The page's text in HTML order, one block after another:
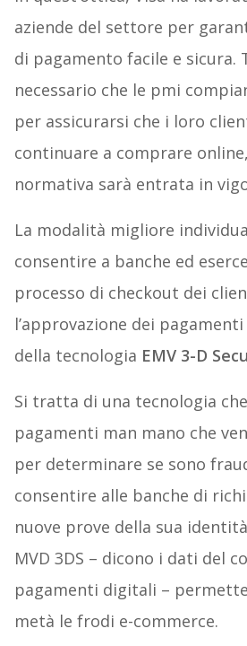
aziende del settore per
di pagamento facile e sicura.
necessario che le pmi
per assicurarsi che i loro
continuare a comprare
normativa sarà entrata in
La modalità migliore
consentire a banche ed
processo di checkout dei
l’approvazione dei
della tecnologia EMV 3-D
Si tratta di una tecnologia
pagamenti man mano che
per determinare se sono
consentire alle banche di
nuove prove della sua
MVD 3DS – dicono i dati del
pagamenti digitali –
metà le frodi e-commerce.